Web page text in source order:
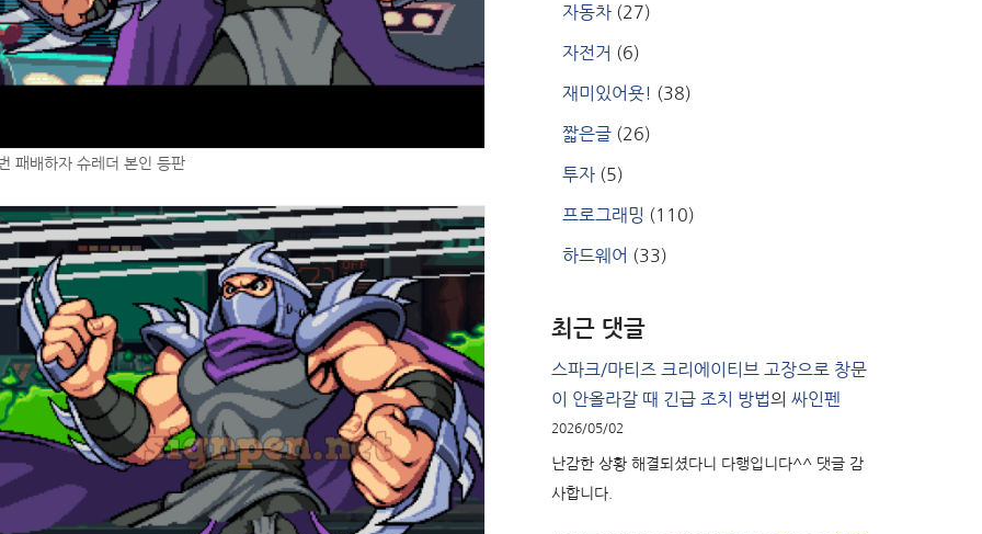
패배하자 슈레더 본인 등판
자동차 (27)
자전거 (6)
재미있어욧! (38)
짧은글 (26)
투자 (5)
프로그래밍 (110)
하드웨어 (33)
최근 댓글
스파크/마티즈 크리에이티브 고장으로 창문
이 안올라갈 때 긴급 조치 방법의 싸인펜
2026/05/02
난감한 상황 해결되셨다니 다행입니다^^ 댓글 감
사합니다.